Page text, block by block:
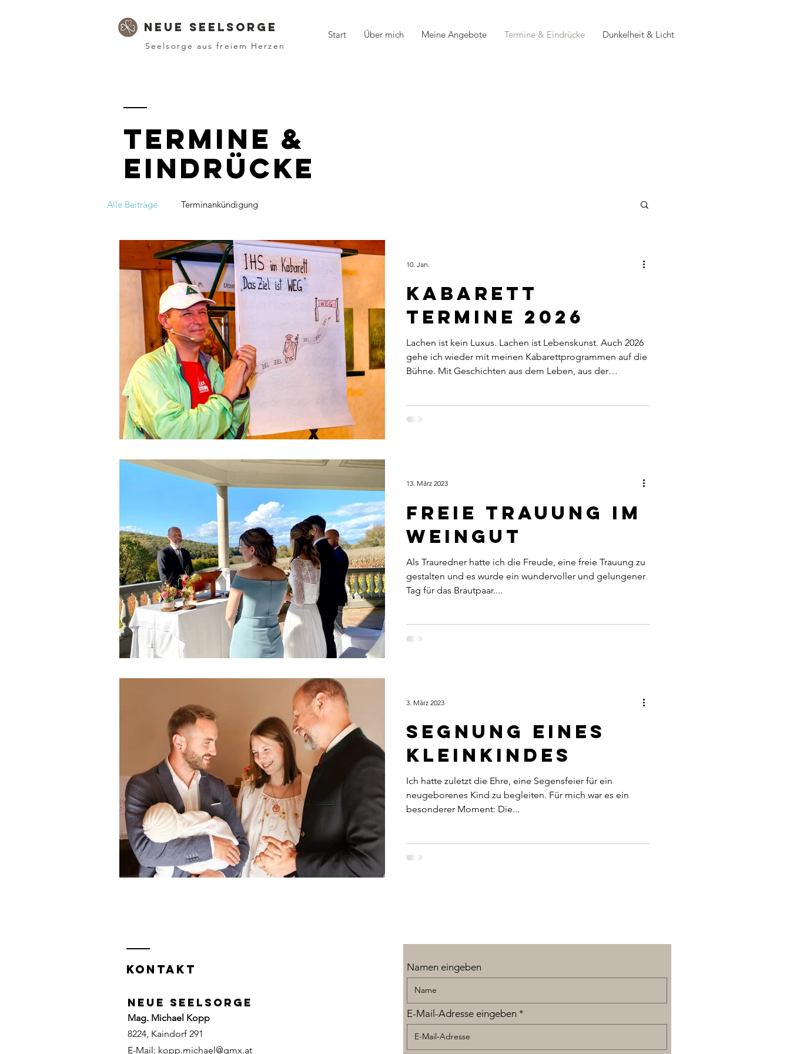
Neue Seelsorge
Seelsorge aus freiem Herzen
Start Über mich Meine Angebote Termine & Eindrücke Dunkelheit & Licht
Alle Beiträge Terminankündigung
Kabarett
Termine 2026
Lachen ist kein Luxus. Lachen ist Lebenskunst. Auch 2026
gehe ich wieder mit meinen Kabarettprogrammen auf die
Bühne. Mit Geschichten aus dem Leben, aus der
10. Jan.
Freie Trauung im
Weingut
Als Trauredner hatte ich die Freude, eine freie Trauung zu
gestalten und es wurde ein wundervoller und gelungener
Tag für das Brautpaar....
13. März 2023
segnung eines
kleinkindes
Ich hatte zuletzt die Ehre, eine Segensfeier für ein
neugeborenes Kind zu begleiten. Für mich war es ein
besonderer Moment: Die...
3. März 2023
Termine &
Eindrücke
KONTAKT
Neue Seelsorge
Mag. Michael Kopp
8224, Kaindorf 291
E-Mail: kopp.michael@gmx.at
Namen eingeben
E-Mail-Adresse eingeben